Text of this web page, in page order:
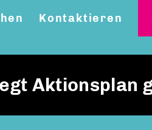
Kontaktieren
Aktionsplan